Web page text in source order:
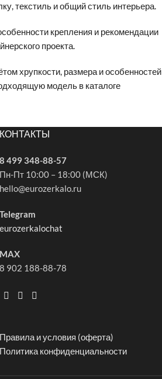
текстиль и общий стиль интерьера.
крепления и рекомендации
проекта.
хрупкости, размера и особенностей
модель в каталоге
КОНТАКТЫ
8 499 348-88-57
Пн-Пт 10:00 – 18:00 (МСК)
hello@eurozerkalo.ru
Telegram
eurozerkalochat
MAX
8 902 188-88-78
Правила и условия (оферта)
Политика конфиденциальности